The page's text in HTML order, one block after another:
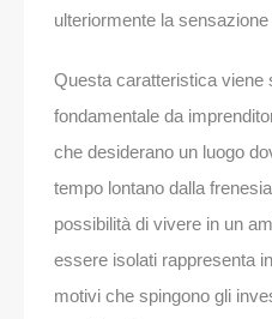
ulteriormente la
Questa caratteristica viene
fondamentale da
che desiderano un luogo
tempo lontano dalla
possibilità di vivere in un
essere isolati rappresenta
motivi che spingono gli